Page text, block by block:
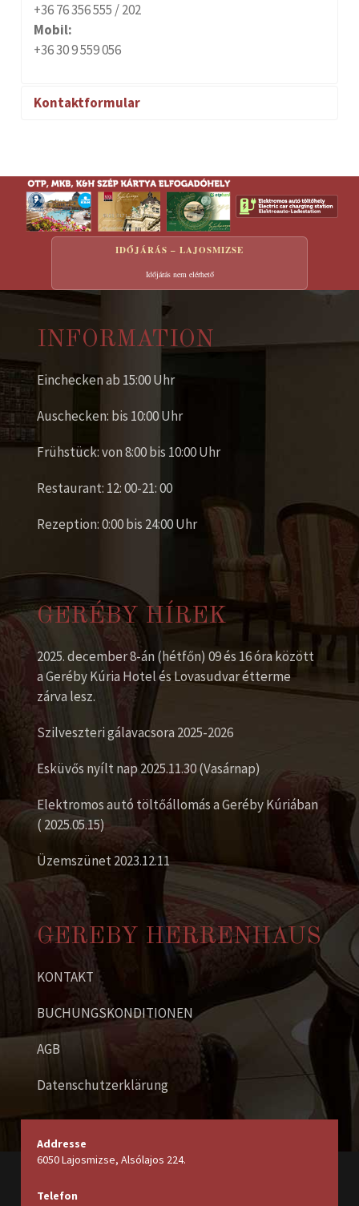
+36 76 356 555 / 202
Mobil:
+36 30 9 559 056
Kontaktformular
*Benötigtes Feld
Betreff*
Nachricht*
Eine Kopie dieser Mail erhalten(optional)
E-Mail senden
IDŐJÁRÁS – LAJOSMIZSE
Időjárás nem elérhető
INFORMATION
Einchecken ab 15:00 Uhr
Auschecken: bis 10:00 Uhr
Frühstück: von 8:00 bis 10:00 Uhr
Restaurant: 12: 00-21: 00
Rezeption: 0:00 bis 24:00 Uhr
GERÉBY HÍREK
2025. december 8-án (hétfőn) 09 és 16 óra között
a Geréby Kúria Hotel és Lovasudvar étterme
zárva lesz.
Szilveszteri gálavacsora 2025-2026
Esküvős nyílt nap 2025.11.30 (Vasárnap)
Elektromos autó töltőállomás a Geréby Kúriában
( 2025.05.15)
Üzemszünet 2023.12.11
GEREBY HERRENHAUS
KONTAKT
BUCHUNGSKONDITIONEN
AGB
Datenschutzerklärung
Addresse
6050 Lajosmizse, Alsólajos 224.
Telefon